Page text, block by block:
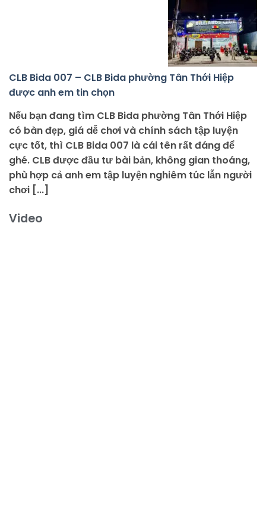
CLB Bida 007 – CLB Bida phường Tân Thới Hiệp
được anh em tin chọn
Nếu bạn đang tìm CLB Bida phường Tân Thới Hiệp
có bàn đẹp, giá dễ chơi và chính sách tập luyện
cực tốt, thì CLB Bida 007 là cái tên rất đáng để
ghé. CLB được đầu tư bài bản, không gian thoáng,
phù hợp cả anh em tập luyện nghiêm túc lẫn người
chơi [...]
Video